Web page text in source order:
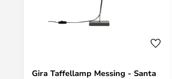
Gira Taffellamp Messing - Santa